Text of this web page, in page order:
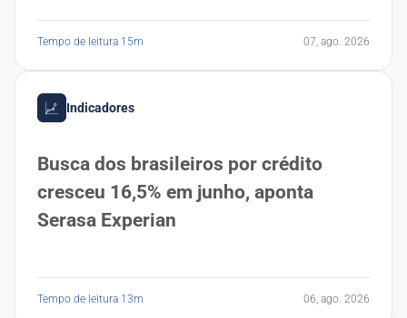
Tempo de leitura 15m 07, ago. 2026
Indicadores
Busca dos brasileiros por crédito
cresceu 16,5% em junho, aponta
Serasa Experian
Tempo de leitura 13m 06, ago. 2026